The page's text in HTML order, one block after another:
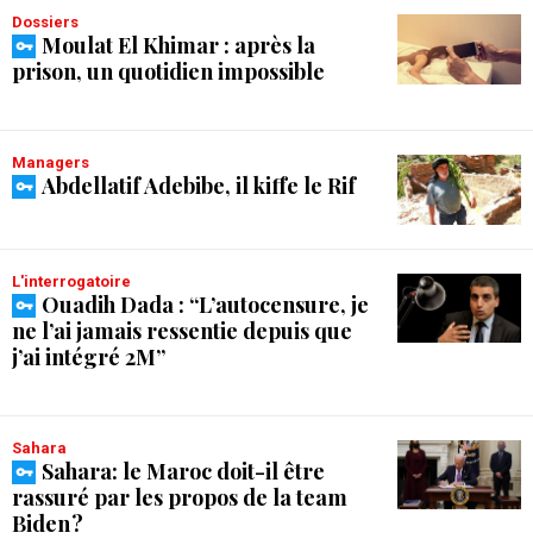
Dossiers
Moulat El Khimar : après la
prison, un quotidien impossible
Managers
Abdellatif Adebibe, il kiffe le Rif
L'interrogatoire
Ouadih Dada : “L’autocensure, je
ne l’ai jamais ressentie depuis que
j’ai intégré 2M”
Sahara
Sahara: le Maroc doit-il être
rassuré par les propos de la team
Biden ?